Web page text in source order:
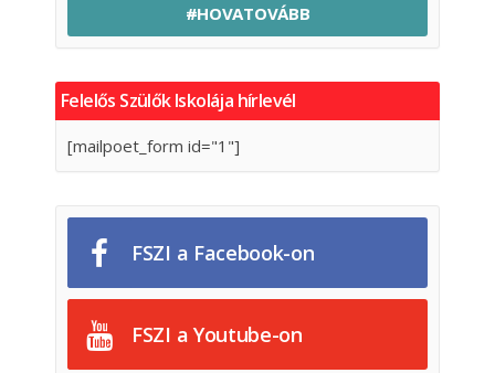
#HOVATOVÁBB
Felelős Szülők Iskolája hírlevél
[mailpoet_form id="1"]
FSZI a Facebook-on
FSZI a Youtube-on